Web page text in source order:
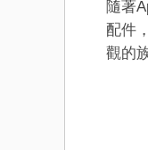
隨著
配件
觀的